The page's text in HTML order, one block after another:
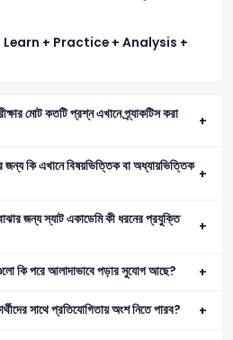
Learn + Practice + Analysis +
মোট কতটি প্রশ্ন এখানে প্র্যাকটিস করা
জন্য কি এখানে বিষয়ভিত্তিক বা অধ্যায়ভিত্তিক
জন্য স্যাট একাডেমি কী ধরনের প্রযুক্তি
কি পরে আলাদাভাবে পড়ার সুযোগ আছে?
সাথে প্রতিযোগিতায় অংশ নিতে পারব?